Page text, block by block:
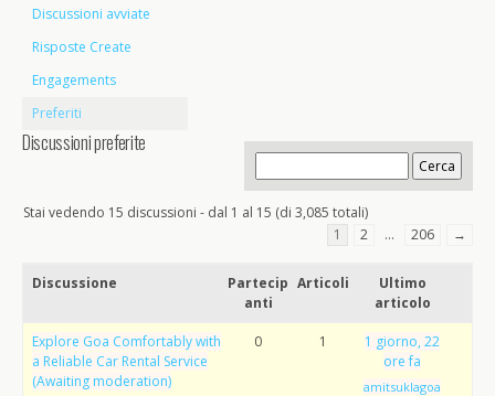
Discussioni avviate
Risposte Create
Engagements
Preferiti
Discussioni preferite
Stai vedendo 15 discussioni - dal 1 al 15 (di 3,085 totali)
1
2 … 206 →
Discussione
Partecip
anti
Articoli
Ultimo
articolo
Explore Goa Comfortably with
a Reliable Car Rental Service
(Awaiting moderation)
0 1
1 giorno, 22
ore fa
amitsuklagoa